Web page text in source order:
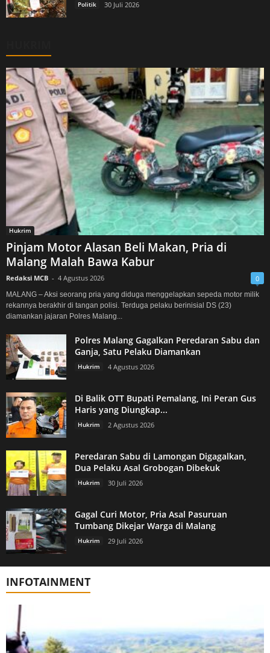
Politik 30 Juli 2026
Hukrim
Pinjam Motor Alasan Beli Makan, Pria di
Malang Malah Bawa Kabur
Redaksi MCB - 4 Agustus 2026 0
MALANG – Aksi seorang pria yang diduga menggelapkan sepeda motor milik
rekannya berakhir di tangan polisi. Terduga pelaku berinisial DS (23)
diamankan jajaran Polres Malang...
Polres Malang Gagalkan Peredaran Sabu dan
Ganja, Satu Pelaku Diamankan
Hukrim 4 Agustus 2026
Di Balik OTT Bupati Pemalang, Ini Peran Gus
Haris yang Diungkap...
Hukrim 2 Agustus 2026
Peredaran Sabu di Lamongan Digagalkan,
Dua Pelaku Asal Grobogan Dibekuk
Hukrim 30 Juli 2026
Gagal Curi Motor, Pria Asal Pasuruan
Tumbang Dikejar Warga di Malang
Hukrim 29 Juli 2026
INFOTAINMENT